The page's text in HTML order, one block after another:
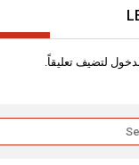
لتضيف تعليقاً.